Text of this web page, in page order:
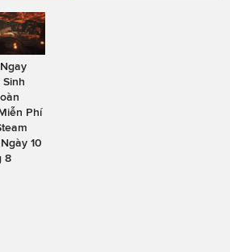
Phí
10
8